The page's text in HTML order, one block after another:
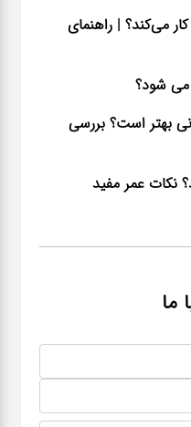
می‌کند؟ | راهنمای
شود؟
بهتر است؟ بررسی
نکات عمر مفید
ما